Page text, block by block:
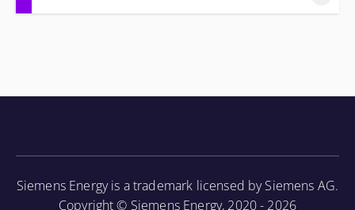
Siemens Energy is a trademark licensed by Siemens AG.
Copyright © Siemens Energy, 2020 - 2026